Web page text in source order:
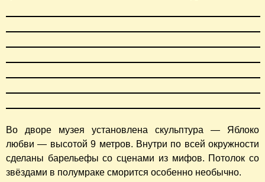
Во дворе музея установлена скульптура — Яблоко
любви — высотой 9 метров. Внутри по всей окружности
сделаны барельефы со сценами из мифов. Потолок со
звёздами в полумраке сморится особенно необычно.